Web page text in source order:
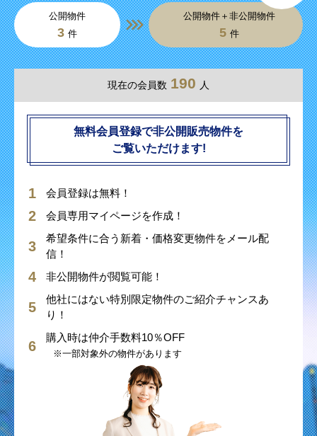
公開物件
3 件
公開物件＋非公開物件
5 件
現在の会員数 190 人
無料会員登録で非公開販売物件を
ご覧いただけます!
会員登録は無料！
会員専用マイページを作成！
希望条件に合う新着・価格変更物件をメール配
信！
非公開物件が閲覧可能！
他社にはない特別限定物件のご紹介チャンスあ
り！
購入時は仲介手数料10％OFF
※一部対象外の物件があります